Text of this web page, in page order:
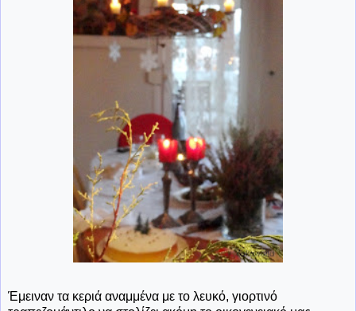
Έμειναν τα κεριά αναμμένα με το λευκό, γιορτινό